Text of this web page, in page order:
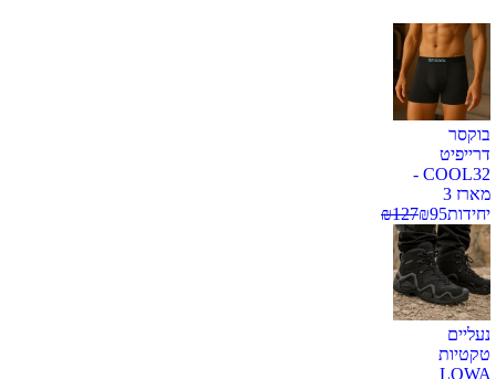
בוקסר
דרייפיט
COOL32 -
מארז 3
יחידות
₪95
₪127
נעליים
טקטיות
LOWA